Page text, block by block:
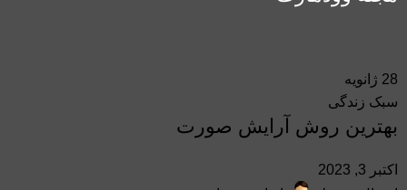
28 ژانویه
سبک زندگی
بهترین روش آرایش صورت
اکتبر 3, 2023